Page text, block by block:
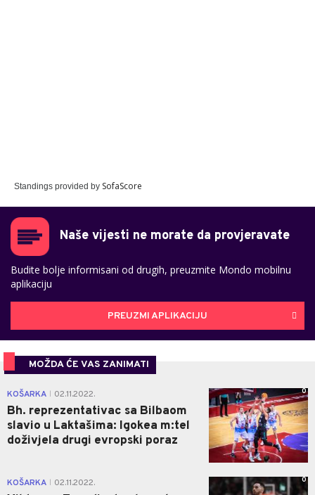
Standings provided by SofaScore
Naše vijesti ne morate da provjeravate
Budite bolje informisani od drugih, preuzmite Mondo mobilnu
aplikaciju
PREUZMI APLIKACIJU
MOŽDA ĆE VAS ZANIMATI
KOŠARKA 02.11.2022.
Bh. reprezentativac sa Bilbaom
slavio u Laktašima: Igokea m:tel
doživjela drugi evropski poraz
0
KOŠARKA 02.11.2022. 0